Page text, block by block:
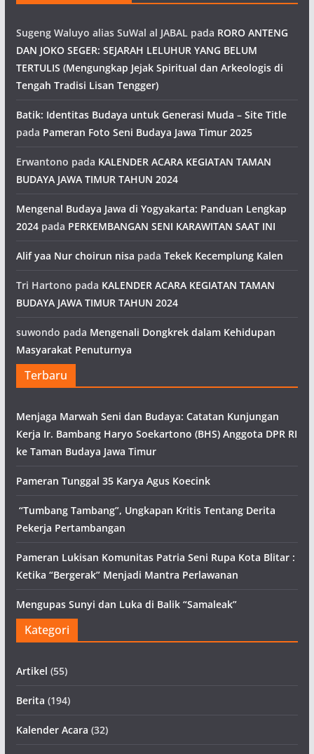
Sugeng Waluyo alias SuWal al JABAL pada RORO ANTENG
DAN JOKO SEGER: SEJARAH LELUHUR YANG BELUM
TERTULIS (Mengungkap Jejak Spiritual dan Arkeologis di
Tengah Tradisi Lisan Tengger)
Batik: Identitas Budaya untuk Generasi Muda – Site Title
pada Pameran Foto Seni Budaya Jawa Timur 2025
Erwantono pada KALENDER ACARA KEGIATAN TAMAN
BUDAYA JAWA TIMUR TAHUN 2024
Mengenal Budaya Jawa di Yogyakarta: Panduan Lengkap
2024pada PERKEMBANGAN SENI KARAWITAN SAAT INI
Alif yaa Nur choirun nisa pada Tekek Kecemplung Kalen
Tri Hartono pada KALENDER ACARA KEGIATAN TAMAN
BUDAYA JAWA TIMUR TAHUN 2024
suwondo pada Mengenali Dongkrek dalam Kehidupan
Masyarakat Penuturnya
Terbaru
Menjaga Marwah Seni dan Budaya: Catatan Kunjungan
Kerja Ir. Bambang Haryo Soekartono (BHS) Anggota DPR RI
ke Taman Budaya Jawa Timur
Pameran Tunggal 35 Karya Agus Koecink
“Tumbang Tambang”, Ungkapan Kritis Tentang Derita
Pekerja Pertambangan
Pameran Lukisan Komunitas Patria Seni Rupa Kota Blitar :
Ketika “Bergerak” Menjadi Mantra Perlawanan
Mengupas Sunyi dan Luka di Balik “Samaleak”
Kategori
Artikel (55)
Berita (194)
Kalender Acara (32)